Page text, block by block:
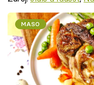
MASO